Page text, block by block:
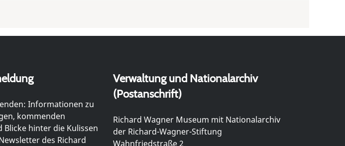
Informationen zu
kommenden
hinter die Kulissen
des Richard
Verwaltung und Nationalarchiv
(Postanschrift)
Richard Wagner Museum mit Nationalarchiv
der Richard-Wagner-Stiftung
Wahnfriedstraße 2